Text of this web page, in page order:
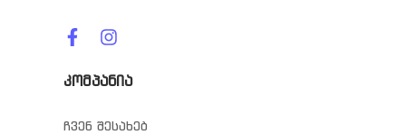
კომპანია
ჩვენ შესახებ